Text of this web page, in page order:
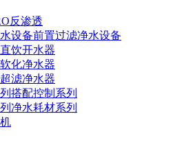
反渗透
前置过滤净水设备
直饮开水器
软化净水器
超滤净水器
搭配控制系列
净水耗材系列